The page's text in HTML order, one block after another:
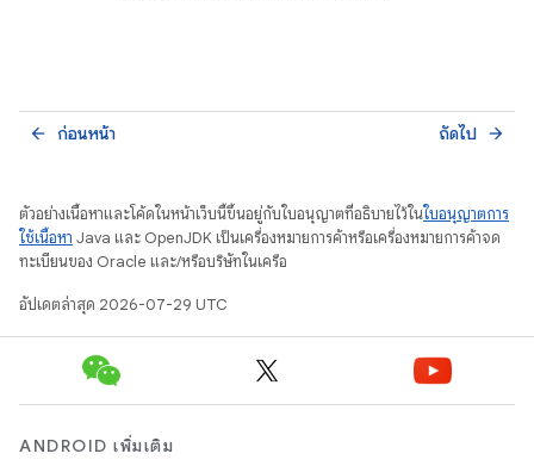
ก่อนหน้า
arrow_back ถัดไป arrow_forward
ตัวอย่างเนื้อหาและโค้ดในหน้าเว็บนี้ขึ้นอยู่กับใบอนุญาตที่อธิบายไว้ในใบอนุญาตการ
ใช้เนื้อหา Java และ OpenJDK เป็นเครื่องหมายการค้าหรือเครื่องหมายการค้าจด
ทะเบียนของ Oracle และ/หรือบริษัทในเครือ
อัปเดตล่าสุด 2026-07-29 UTC
ANDROID เพิ่มเติม